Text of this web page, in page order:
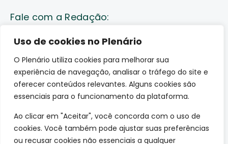
Uso de cookies no Plenário
O Plenário utiliza cookies para melhorar sua
experiência de navegação, analisar o tráfego do site e
oferecer conteúdos relevantes. Alguns cookies são
essenciais para o funcionamento da plataforma.
Ao clicar em "Aceitar", você concorda com o uso de
cookies. Você também pode ajustar suas preferências
ou recusar cookies não essenciais a qualquer
Fale com a Redação:
Enviar pauta
Fale conosco
Av. Lauro Sodré, 1259. Olaria – Porto Velho (RO)
CEP: 76801-289